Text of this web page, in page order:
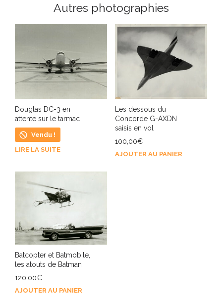
Autres photographies
Douglas DC-3 en
attente sur le tarmac
Vendu !
LIRE LA SUITE
Les dessous du
Concorde G-AXDN
saisis en vol
100,00€
AJOUTER AU PANIER
Batcopter et Batmobile,
les atouts de Batman
120,00€
AJOUTER AU PANIER